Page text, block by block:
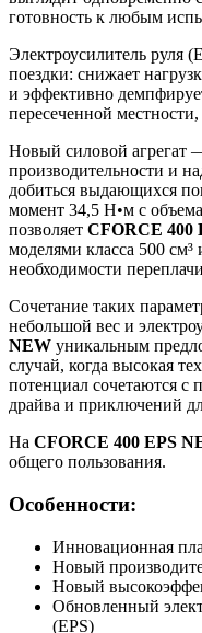
готовность к любым
Электроусилитель руля
поездки: снижает
и эффективно
пересеченной
Новый силовой агрегат
производительности и
добиться выдающихся
момент 34,5 Н•м с
позволяет CFORCE 400
моделями класса 500 см³
необходимости
Сочетание таких
небольшой вес и
NEW уникальным
случай, когда высокая
потенциал сочетаются с
драйва и приключений
На CFORCE 400 EPS
общего пользования.
Особенности:
Инновационная
Новый
Новый
Обновленный
(EPS)